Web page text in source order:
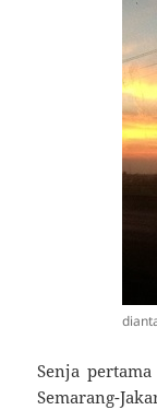
Senja
Semarang-